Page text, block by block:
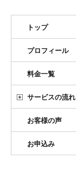
トップ
プロフィール
料金一覧
サービスの流れ
お客様の声
お申込み